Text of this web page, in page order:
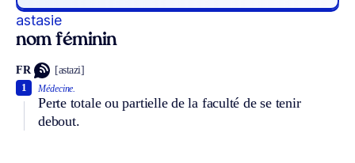
astasie
nom féminin
FR [astazi]
Médecine.
Perte totale ou partielle de la faculté de se tenir
debout.
1